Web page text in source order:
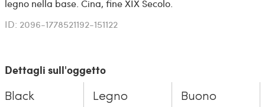
legno nella base. Cina, fine XIX Secolo.
ID: 2096-1778521192-151122
Dettagli sull'oggetto
Black
Legno
Buono